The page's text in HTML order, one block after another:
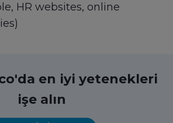
HR websites, online
en iyi yetenekleri
işe alın